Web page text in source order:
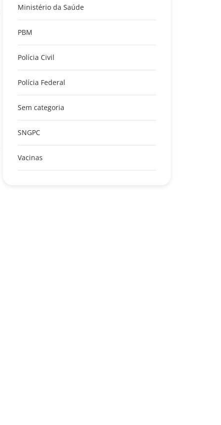
Ministério da Saúde
PBM
Polícia Civil
Polícia Federal
Sem categoria
SNGPC
Vacinas